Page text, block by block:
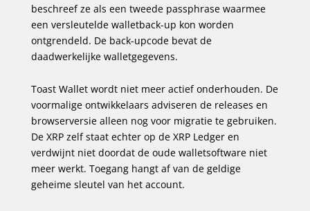
beschreef ze als een tweede passphrase waarmee
een versleutelde walletback-up kon worden
ontgrendeld. De back-upcode bevat de
daadwerkelijke walletgegevens.
Toast Wallet wordt niet meer actief onderhouden. De
voormalige ontwikkelaars adviseren de releases en
browserversie alleen nog voor migratie te gebruiken.
De XRP zelf staat echter op de XRP Ledger en
verdwijnt niet doordat de oude walletsoftware niet
meer werkt. Toegang hangt af van de geldige
geheime sleutel van het account.